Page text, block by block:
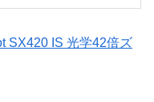
SX420 IS 光学42倍ズ